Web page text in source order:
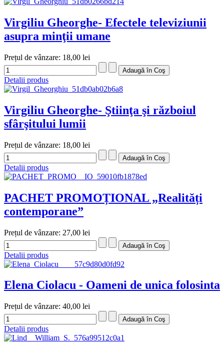
Virgiliu Gheorghe- Efectele televiziunii
asupra minţii umane
Prețul de vânzare: 18,00 lei
Detalii produs
Virgiliu Gheorghe- Ştiinţa şi războiul
sfârşitului lumii
Prețul de vânzare: 18,00 lei
Detalii produs
PACHET PROMOȚIONAL „Realități
contemporane”
Prețul de vânzare: 27,00 lei
Detalii produs
Elena Ciolacu - Oameni de unica folosinta
Prețul de vânzare: 40,00 lei
Detalii produs